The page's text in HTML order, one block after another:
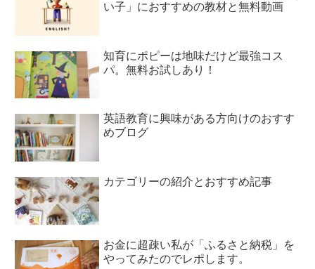
い子」におすすめの教材と無料動画
知育にポピーは地味だけど最強コス
パ。無料お試しあり！
英語教育に興味がある方向けのおすす
めブログ
カテゴリーの紹介とおすすめ記事
お金に超疎い私が「ふるさと納税」を
やってみたのでレポします。